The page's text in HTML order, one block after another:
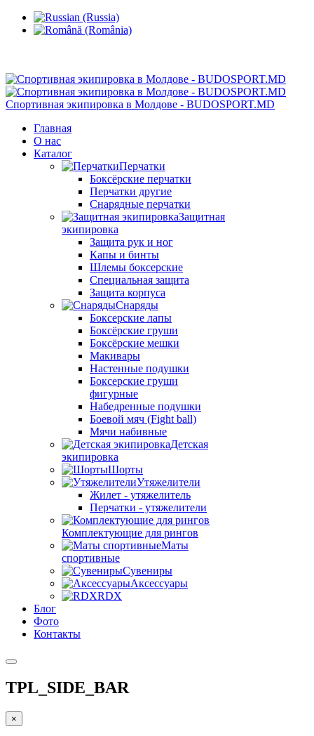
Спортивная экипировка в Молдове - BUDOSPORT.MD
Главная
О нас
Каталог
Перчатки
Боксёрские перчатки
Перчатки другие
Снарядные перчатки
Защитная
экипировка
Защита рук и ног
Капы и бинты
Шлемы боксерские
Специальная защита
Защита корпуса
Снаряды
Боксерские лапы
Боксёрские груши
Боксёрские мешки
Макивары
Настенные подушки
Боксерские груши
фигурные
Набедренные подушки
Боевой мяч (Fight ball)
Мячи набивные
Детская
экипировка
Шорты
Утяжелители
Жилет - утяжелитель
Перчатки - утяжелители
Комплектующие для рингов
Маты
спортивные
Сувениры
Аксессуары
RDX
Блог
Фото
Контакты
TPL_SIDE_BAR
×